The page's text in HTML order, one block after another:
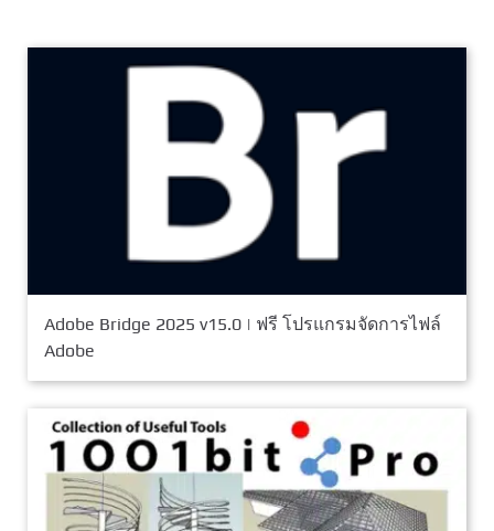
Adobe Bridge 2025 v15.0 | ฟรี โปรแกรมจัดการไฟล์
Adobe